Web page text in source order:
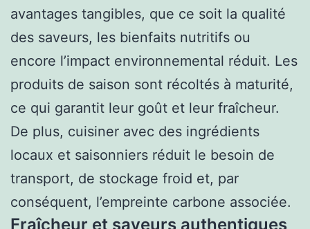
avantages tangibles, que ce soit la qualité
des saveurs, les bienfaits nutritifs ou
encore l’impact environnemental réduit. Les
produits de saison sont récoltés à maturité,
ce qui garantit leur goût et leur fraîcheur.
De plus, cuisiner avec des ingrédients
locaux et saisonniers réduit le besoin de
transport, de stockage froid et, par
conséquent, l’empreinte carbone associée.
Fraîcheur et saveurs authentiques